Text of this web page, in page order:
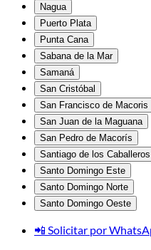
Nagua
Puerto Plata
Punta Cana
Sabana de la Mar
Samaná
San Cristóbal
San Francisco de Macoris
San Juan de la Maguana
San Pedro de Macorís
Santiago de los Caballeros
Santo Domingo Este
Santo Domingo Norte
Santo Domingo Oeste
📲 Solicitar por